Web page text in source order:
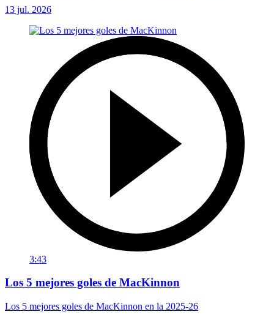
13 jul. 2026
3:43
Los 5 mejores goles de MacKinnon
Los 5 mejores goles de MacKinnon en la 2025-26